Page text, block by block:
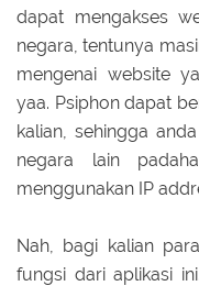
dapat mengakses
negara, tentunya
mengenai website
yaa. Psiphon dapat
kalian, sehingga
negara lain
menggunakan IP
Nah, bagi kalian
fungsi dari aplikasi